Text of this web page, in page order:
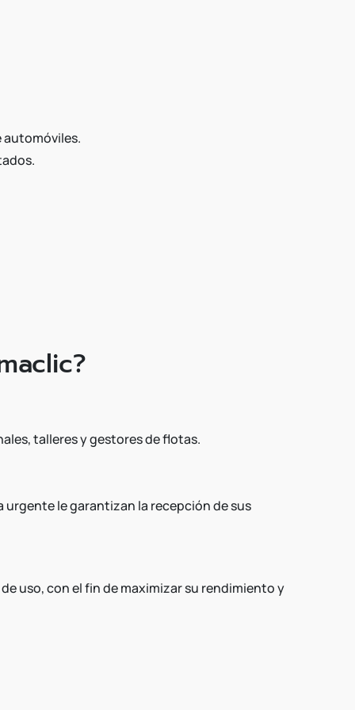
automóviles.
talleres y gestores de flotas.
le garantizan la recepción de sus
uso, con el fin de maximizar su rendimiento y